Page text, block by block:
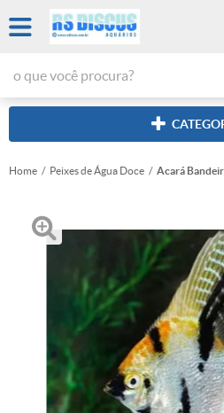
Home Peixes de Água Doce Acará